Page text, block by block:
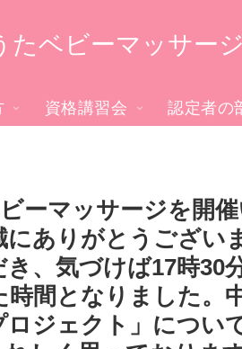
たベビーマッサー
資格講習会 認定者の
ーマッサージを開
ありがとうござい
、気づけば17時30
間となりました。
ジェクト」につい